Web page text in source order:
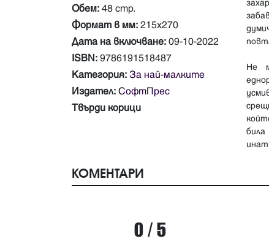
Обем: 48 стр.
Формат в мм: 215х270
Дата на включване: 09-10-2022
ISBN: 9786191518487
Категория: За най-малките
Издател: СофтПрес
Твърди корици
Не
КОМЕНТАРИ
0 / 5